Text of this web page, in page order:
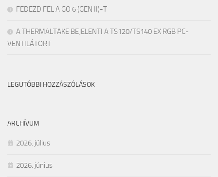
FEDEZD FEL A GO 6 (GEN II)-T
A THERMALTAKE BEJELENTI A TS120/TS140 EX RGB PC-
VENTILÁTORT
LEGUTÓBBI HOZZÁSZÓLÁSOK
ARCHÍVUM
2026. július
2026. június